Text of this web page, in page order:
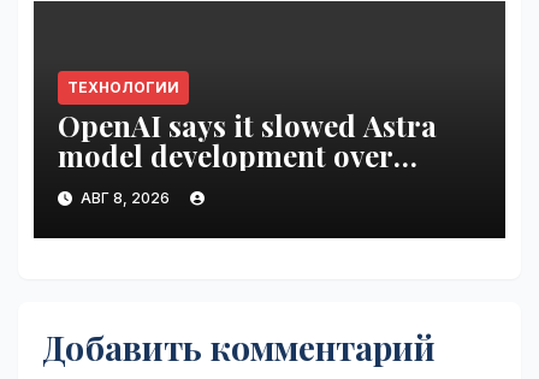
ТЕХНОЛОГИИ
OpenAI says it slowed Astra
model development over
security concerns | VseTime.ru
АВГ 8, 2026
Добавить комментарий